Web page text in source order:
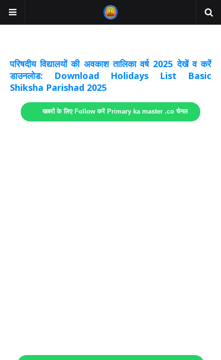
परिषदीय विद्यालयों की अवकाश तालिका वर्ष 2025 देखें व करें
डाउनलोड: Download Holidays List Basic
Shiksha Parishad 2025
खबरों के लिए Follow करें Primary ka master .co चैनल